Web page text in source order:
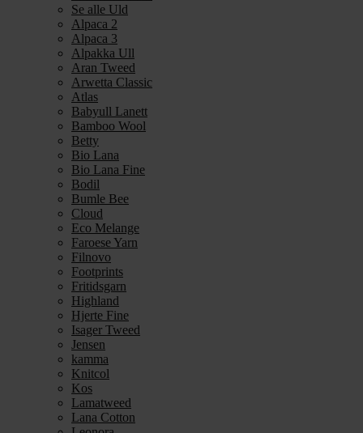
Se alle Uld
Alpaca 2
Alpaca 3
Alpakka Ull
Aran Tweed
Arwetta Classic
Atlas
Babyull Lanett
Bamboo Wool
Betty
Bio Lana
Bio Lana Fine
Bodil
Bumle Bee
Cloud
Eco Melange
Faroese Yarn
Filnovo
Footprints
Fritidsgarn
Highland
Hjerte Fine
Isager Tweed
Jensen
kamma
Knitcol
Kos
Lamatweed
Lana Cotton